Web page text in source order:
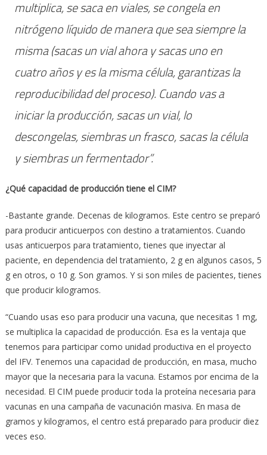
multiplica, se saca en viales, se congela en
nitrógeno líquido de manera que sea siempre la
misma (sacas un vial ahora y sacas uno en
cuatro años y es la misma célula, garantizas la
reproducibilidad del proceso). Cuando vas a
iniciar la producción, sacas un vial, lo
descongelas, siembras un frasco, sacas la célula
y siembras un fermentador”.
¿Qué capacidad de producción tiene el CIM?
-Bastante grande. Decenas de kilogramos. Este centro se preparó
para producir anticuerpos con destino a tratamientos. Cuando
usas anticuerpos para tratamiento, tienes que inyectar al
paciente, en dependencia del tratamiento, 2 g en algunos casos, 5
g en otros, o 10 g. Son gramos. Y si son miles de pacientes, tienes
que producir kilogramos.
“Cuando usas eso para producir una vacuna, que necesitas 1 mg,
se multiplica la capacidad de producción. Esa es la ventaja que
tenemos para participar como unidad productiva en el proyecto
del IFV. Tenemos una capacidad de producción, en masa, mucho
mayor que la necesaria para la vacuna. Estamos por encima de la
necesidad. El CIM puede producir toda la proteína necesaria para
vacunas en una campaña de vacunación masiva. En masa de
gramos y kilogramos, el centro está preparado para producir diez
veces eso.